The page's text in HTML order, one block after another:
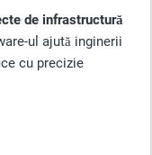
de infrastructură
ul ajută inginerii
cu precizie